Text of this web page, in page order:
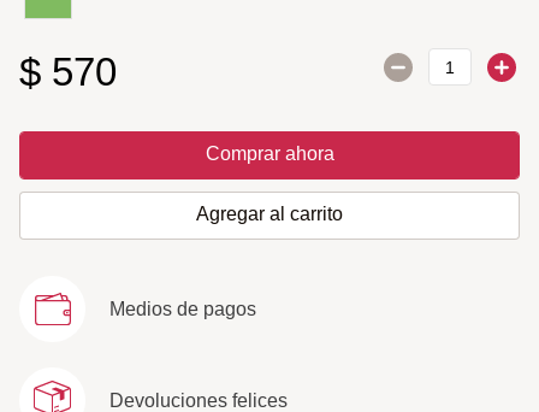
$ 570
Comprar ahora
Agregar al carrito
Medios de pagos
Devoluciones felices